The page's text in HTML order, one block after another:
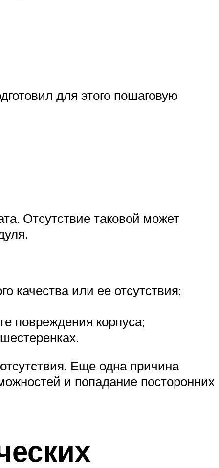
для этого пошаговую
Отсутствие таковой может
качества или ее отсутствия;
повреждения корпуса;
Еще одна причина
и попадание посторонних